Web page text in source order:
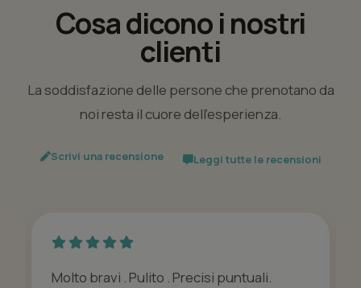
Cosa dicono i nostri
clienti
La soddisfazione delle persone che prenotano da
noi resta il cuore dell’esperienza.
Scrivi una recensione Leggi tutte le recensioni
Molto bravi . Pulito . Precisi puntuali.